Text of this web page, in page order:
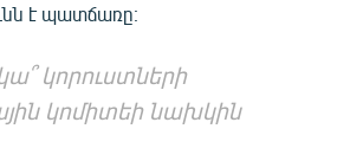
է պատճառը։
կորուստների
կոմիտեի նախկին